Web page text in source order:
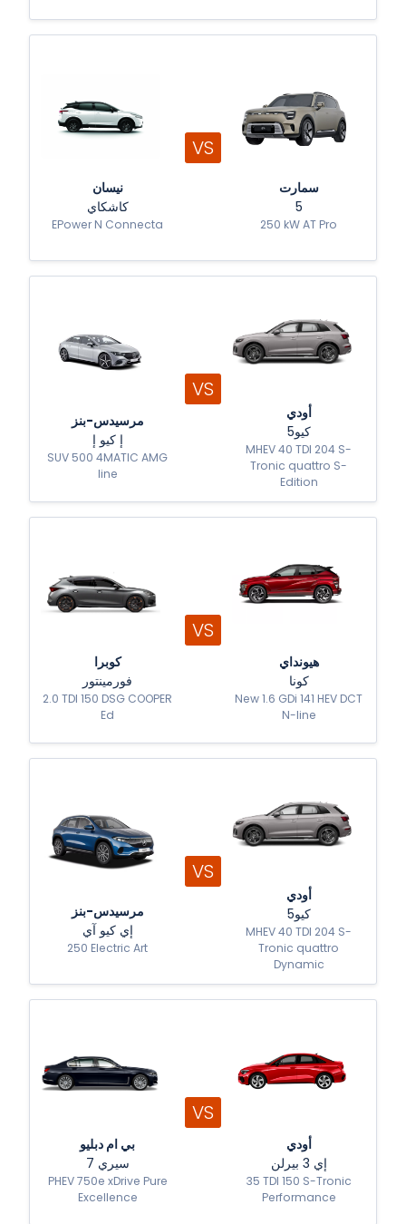
نيسان
كاشكاي
EPower N Connecta
VS
سمارت
5
250 kW AT Pro
مرسيدس-بنز
إ كيو إ
SUV 500 4MATIC AMG
line
VS
أودي
كيو5
MHEV 40 TDI 204 S-
Tronic quattro S-
Edition
كوبرا
فورمينتور
2.0 TDI 150 DSG COOPER
Ed
VS
هيونداي
كونا
New 1.6 GDi 141 HEV DCT
N-line
مرسيدس-بنز
إي كيو آي
250 Electric Art
VS
أودي
كيو5
MHEV 40 TDI 204 S-
Tronic quattro
Dynamic
بي ام دبليو
سيري 7
PHEV 750e xDrive Pure
Excellence
VS
أودي
إي 3 بيرلن
35 TDI 150 S-Tronic
Performance